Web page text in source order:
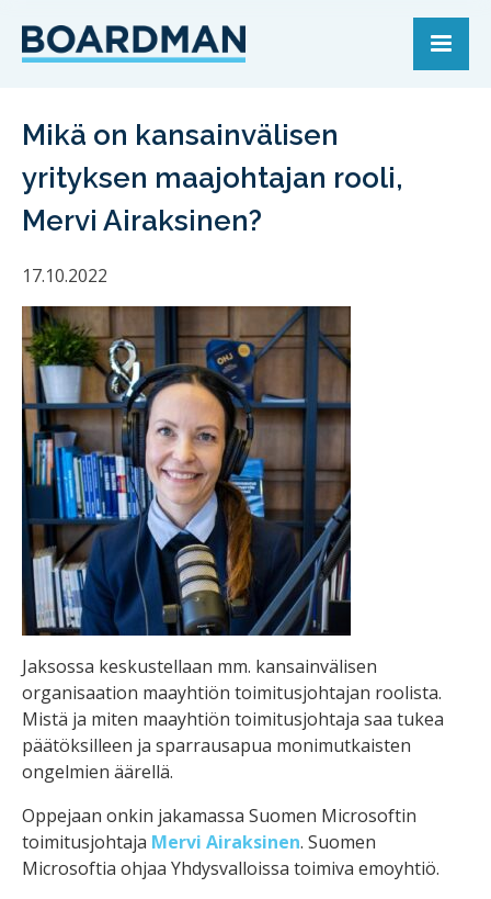
Mikä on kansainvälisen
yrityksen maajohtajan rooli,
Mervi Airaksinen?
17.10.2022
Jaksossa keskustellaan mm. kansainvälisen
organisaation maayhtiön toimitusjohtajan roolista.
Mistä ja miten maayhtiön toimitusjohtaja saa tukea
päätöksilleen ja sparrausapua monimutkaisten
ongelmien äärellä.
Oppejaan onkin jakamassa Suomen Microsoftin
toimitusjohtaja Mervi Airaksinen. Suomen
Microsoftia ohjaa Yhdysvalloissa toimiva emoyhtiö.